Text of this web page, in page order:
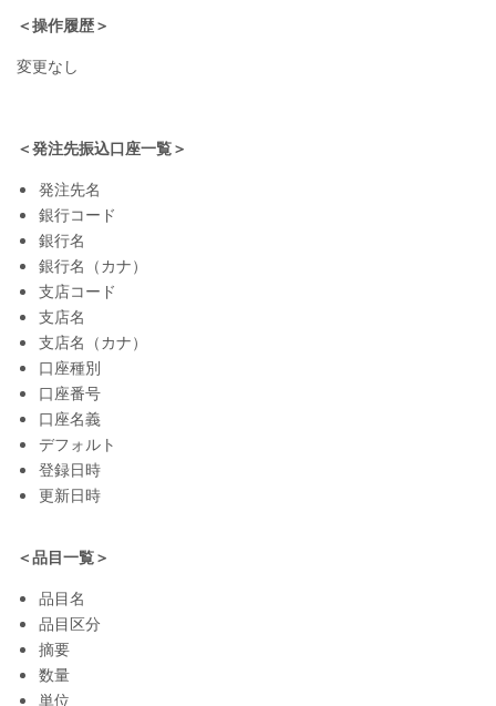
＜操作履歴＞
変更なし
＜発注先振込口座一覧＞
発注先名
銀行コード
銀行名
銀行名（カナ）
支店コード
支店名
支店名（カナ）
口座種別
口座番号
口座名義
デフォルト
登録日時
更新日時
＜品目一覧＞
品目名
品目区分
摘要
数量
単位